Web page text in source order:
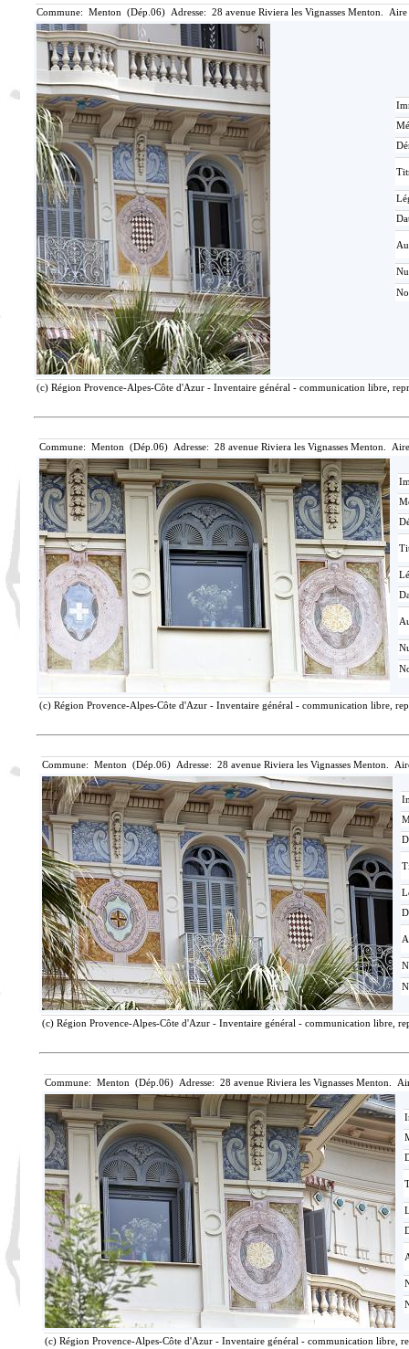
Commune: Menton (Dép.06) Adresse: 28 avenue Riviera les Vignasses Menton.
(c) Région Provence-Alpes-Côte d'Azur - Inventaire général - communication libre,
Commune: Menton (Dép.06) Adresse: 28 avenue Riviera les Vignasses Menton.
(c) Région Provence-Alpes-Côte d'Azur - Inventaire général - communication libre,
Commune: Menton (Dép.06) Adresse: 28 avenue Riviera les Vignasses Menton.
(c) Région Provence-Alpes-Côte d'Azur - Inventaire général - communication libre,
Commune: Menton (Dép.06) Adresse: 28 avenue Riviera les Vignasses Menton.
(c) Région Provence-Alpes-Côte d'Azur - Inventaire général - communication libre,